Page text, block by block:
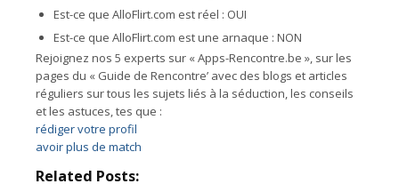
Est-ce que AlloFlirt.com est réel : OUI
Est-ce que AlloFlirt.com est une arnaque : NON
Rejoignez nos 5 experts sur « Apps-Rencontre.be », sur les
pages du « Guide de Rencontre’ avec des blogs et articles
réguliers sur tous les sujets liés à la séduction, les conseils
et les astuces, tes que :
rédiger votre profil
avoir plus de match
Related Posts: